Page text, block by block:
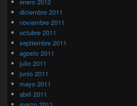
diciembre 2011
noviembre 2011
octubre 2011
septiembre 2011
agosto 2011
julio 2011
junio 2011
mayo 2011
abril 2011